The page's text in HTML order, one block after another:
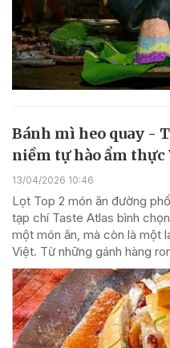
Bánh mì heo quay -
niềm tự hào ẩm thực
13/04/2026 10:46
Lọt Top 2 món ăn đường
tạp chí Taste Atlas bình
một món ăn, mà còn là một
Việt. Từ những gánh hàng